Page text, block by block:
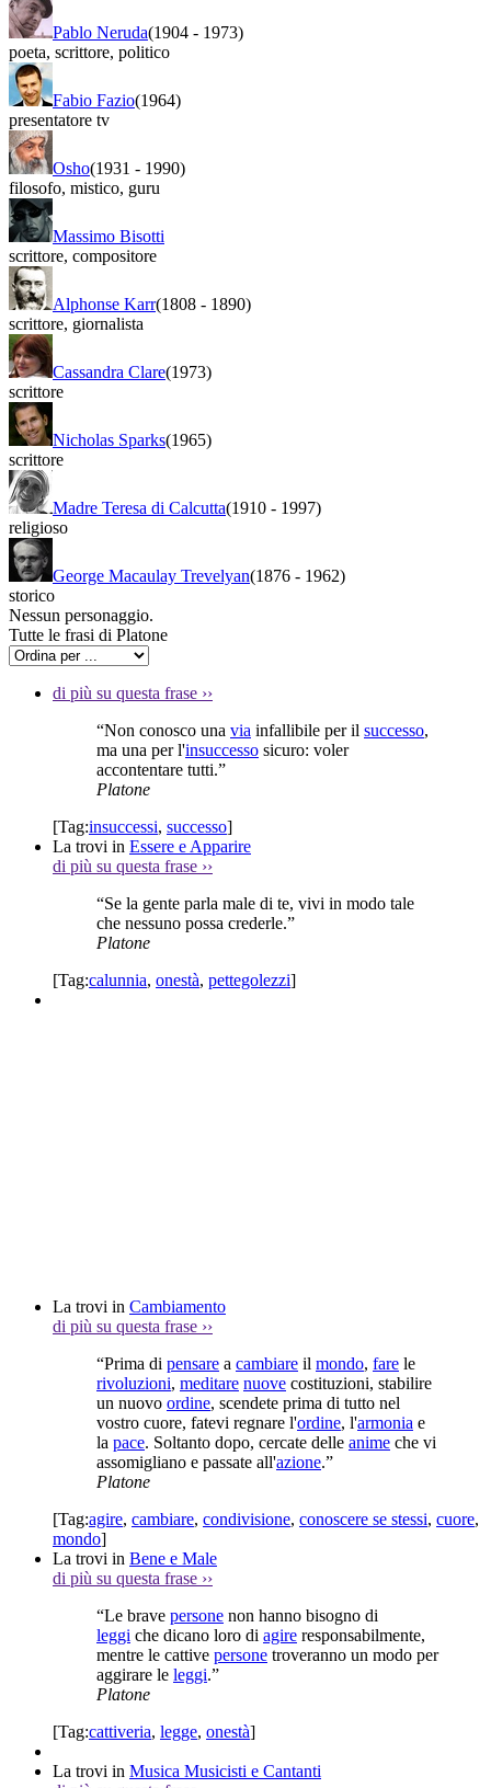
Pablo Neruda(1904 - 1973)
poeta, scrittore, politico
Fabio Fazio(1964)
presentatore tv
Osho(1931 - 1990)
filosofo, mistico, guru
Massimo Bisotti
scrittore, compositore
Alphonse Karr(1808 - 1890)
scrittore, giornalista
Cassandra Clare(1973)
scrittore
Nicholas Sparks(1965)
scrittore
Madre Teresa di Calcutta(1910 - 1997)
religioso
George Macaulay Trevelyan(1876 - 1962)
storico
Nessun personaggio.
Tutte le frasi di Platone
di più su questa frase ››
“Non conosco una via infallibile per il successo,
ma una per l'insuccesso sicuro: voler
accontentare tutti.”
Platone
[Tag:insuccessi, successo]
La trovi in Essere e Apparire
di più su questa frase ››
“Se la gente parla male di te, vivi in modo tale
che nessuno possa crederle.”
Platone
[Tag:calunnia, onestà, pettegolezzi]
La trovi in Cambiamento
di più su questa frase ››
“Prima di pensare a cambiare il mondo, fare le
rivoluzioni, meditare nuove costituzioni, stabilire
un nuovo ordine, scendete prima di tutto nel
vostro cuore, fatevi regnare l'ordine, l'armonia e
la pace. Soltanto dopo, cercate delle anime che vi
assomigliano e passate all'azione.”
Platone
[Tag:agire, cambiare, condivisione, conoscere se stessi, cuore,
mondo]
La trovi in Bene e Male
di più su questa frase ››
“Le brave persone non hanno bisogno di
leggi che dicano loro di agire responsabilmente,
mentre le cattive persone troveranno un modo per
aggirare le leggi.”
Platone
[Tag:cattiveria, legge, onestà]
La trovi in Musica Musicisti e Cantanti